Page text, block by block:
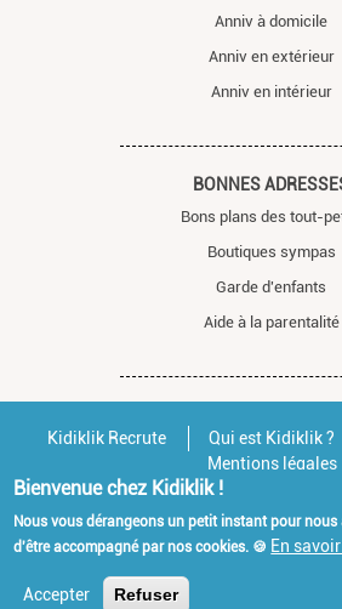
Anniv à domicile
Anniv en extérieur
Anniv en intérieur
BONNES
Bons plans des tout-
Boutiques sympas
Garde d'enfants
Aide à la parentalité
Kidiklik Recrute Qui est Kidiklik ?
Mentions légales
Bienvenue chez Kidiklik !
Nous vous dérangeons un petit instant pour nous
d'être accompagné par nos cookies. 🍪 En
Accepter Refuser